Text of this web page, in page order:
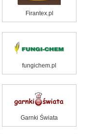
Firantex.pl
fungichem.pl
Garnki Świata